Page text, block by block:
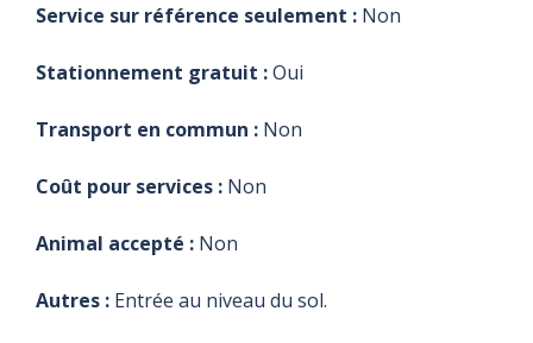
Service sur référence seulement : Non
Stationnement gratuit :Oui
Transport en commun : Non
Coût pour services : Non
Animal accepté : Non
Autres : Entrée au niveau du sol.